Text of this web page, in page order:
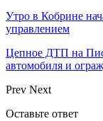
Утро в Кобрине
управлением
Цепное ДТП на
автомобиля и
Prev Next
Оставьте ответ